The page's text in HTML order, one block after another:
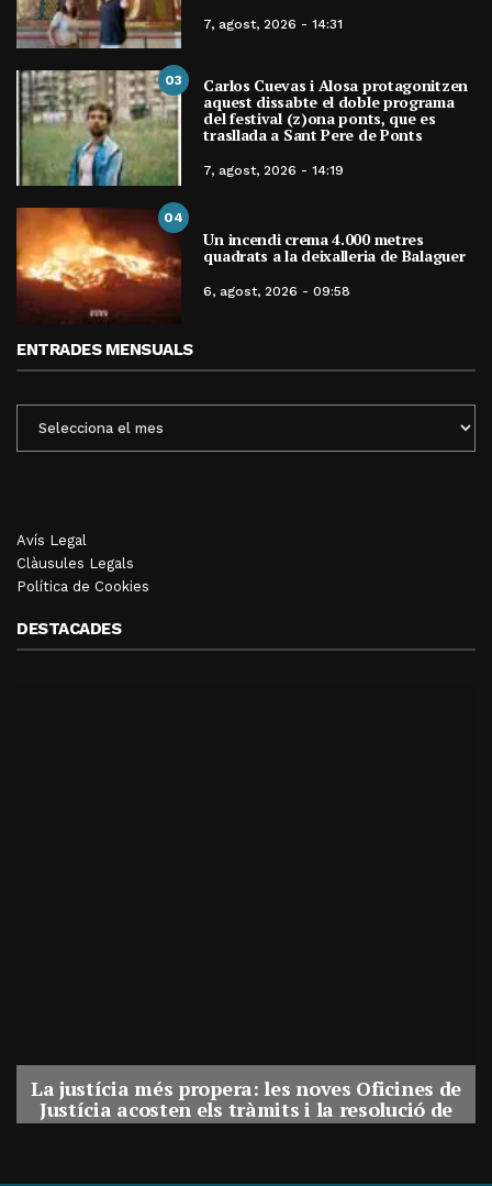
7, agost, 2026 - 14:31
03 Carlos Cuevas i Alosa protagonitzen
aquest dissabte el doble programa
del festival (z)ona ponts, que es
trasllada a Sant Pere de Ponts
7, agost, 2026 - 14:19
04
Un incendi crema 4.000 metres
quadrats a la deixalleria de Balaguer
6, agost, 2026 - 09:58
ENTRADES MENSUALS
MENSUALS
Avís Legal
Clàusules Legals
Política de Cookies
DESTACADES
La justícia més propera: les noves Oficines de
Justícia acosten els tràmits i la resolució de
conflictes als municipis de Catalunya